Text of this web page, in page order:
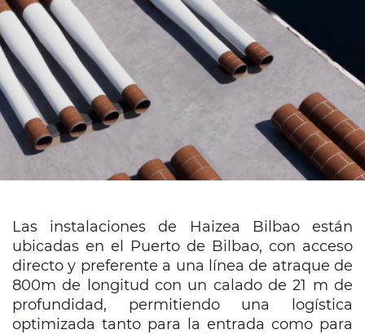
Media
Buscador Dop
People & Careers
Contáctanos
Web Global
PRYSMIAN CLUB
DISCOVER ENERGY
3D
Las instalaciones de Haizea Bilbao están
ubicadas en el Puerto de Bilbao, con acceso
directo y preferente a una línea de atraque de
800m de longitud con un calado de 21 m de
profundidad, permitiendo una logística
optimizada tanto para la entrada como para